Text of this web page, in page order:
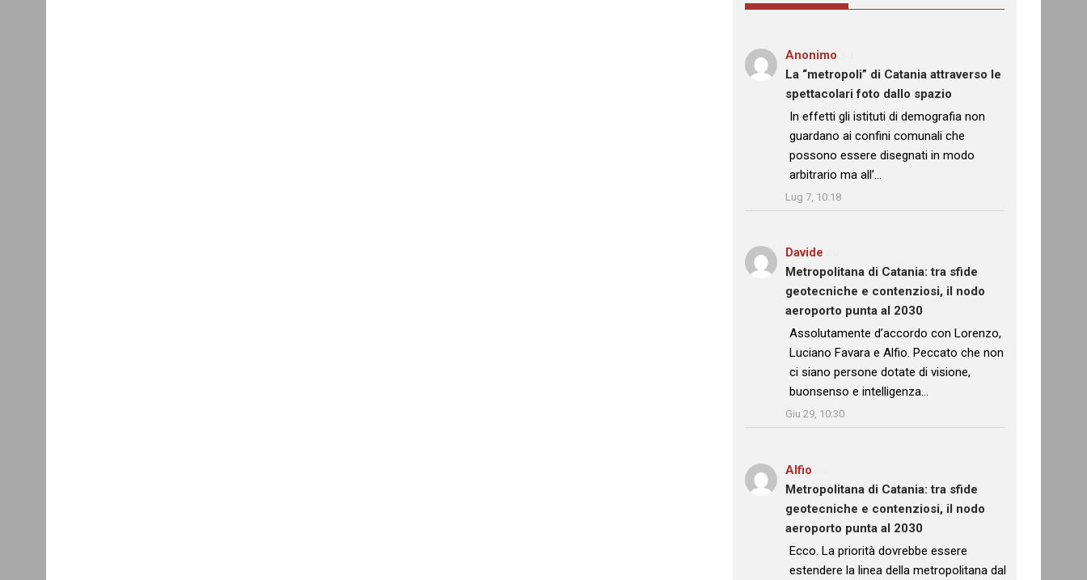
Anonimo
La “metropoli” di Catania attraverso le
spettacolari foto dallo spazio
: “
In effetti gli istituti di demografia non
guardano ai confini comunali che
possono essere disegnati in modo
arbitrario ma all’…
Lug 7, 10:18
Davide
Metropolitana di Catania: tra sfide
geotecniche e contenziosi, il nodo
aeroporto punta al 2030
: “
Assolutamente d’accordo con Lorenzo,
Luciano Favara e Alfio. Peccato che non
ci siano persone dotate di visione,
buonsenso e intelligenza…
Giu 29, 10:30
Alfio
Metropolitana di Catania: tra sfide
geotecniche e contenziosi, il nodo
aeroporto punta al 2030
: “
Ecco. La priorità dovrebbe essere
estendere la linea della metropolitana dal